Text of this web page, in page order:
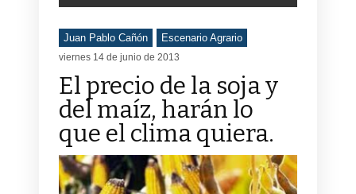
Juan Pablo Cañón Escenario Agrario
viernes 14 de junio de 2013
El precio de la soja y
del maíz, harán lo
que el clima quiera.